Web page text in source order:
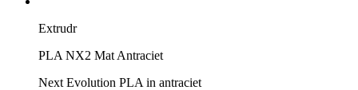
Extrudr
PLA NX2 Mat Antraciet
Next Evolution PLA in antraciet